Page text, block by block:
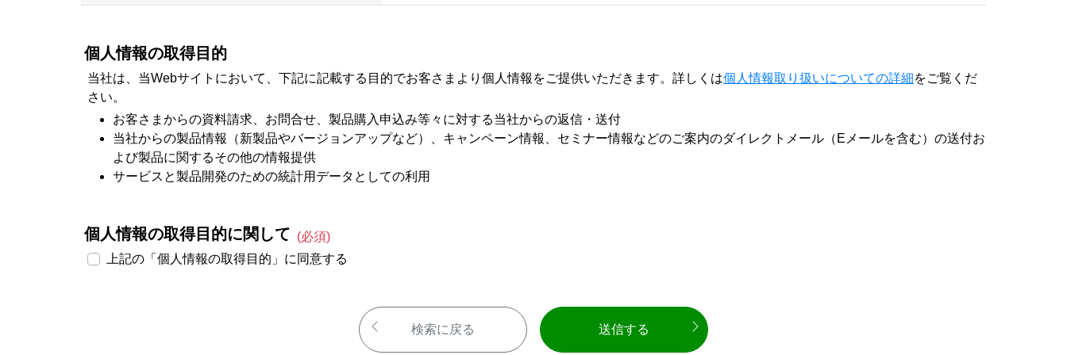
個人情報の取得目的
当社は、当Webサイトにおいて、下記に記載する目的でお客さまより個人情報をご提供いただきます。詳しくは個人情報取り扱いについての詳細をご覧くだ
さい。
お客さまからの資料請求、お問合せ、製品購入申込み等々に対する当社からの返信・送付
当社からの製品情報（新製品やバージョンアップなど）、キャンペーン情報、セミナー情報などのご案内のダイレクトメール（Eメールを含む）の送付お
よび製品に関するその他の情報提供
サービスと製品開発のための統計用データとしての利用
個人情報の取得目的に関して (必須)
上記の「個人情報の取得目的」に同意する
検索に戻る 送信する